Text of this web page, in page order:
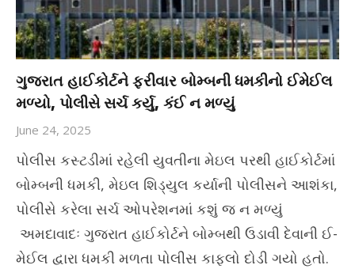
ગુજરાત હાઈકોર્ટને ફરીવાર બોમ્બની ધમકીનો ઈમેઈલ
મળ્યો, પોલીસે સર્ચ કર્યુ, કંઈ ન મળ્યું
June 24, 2025
પોલીસ કસ્ટડીમાં રહેલી યુવતીના મેઇલ પરથી હાઈકોર્ટમાં
બોમ્બની ધમકી, મેઇલ શિડ્યુલ કર્યાની પોલીસને આશંકા,
પોલીસે કરેલા સર્ચ ઓપરેશનમાં કશું જ ન મળ્યું
અમદાવાદઃ ગુજરાત હાઈકોર્ટને બોમ્બથી ઉડાવી દેવાની ઈ-
મેઈલ દ્વારા ધમકી મળતા પોલીસ કાફલો દોડી ગયો હતો.